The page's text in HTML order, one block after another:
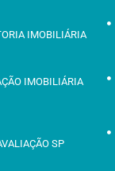
IMOBILIÁRIA
IMOBILIÁRIA
SP